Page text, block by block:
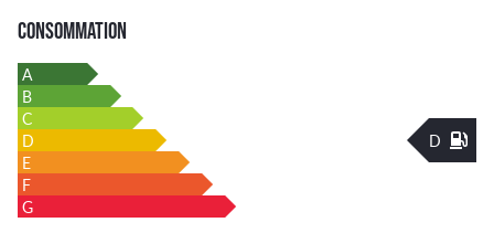
CONSOMMATION
A
B
C
D
D
E
F
G